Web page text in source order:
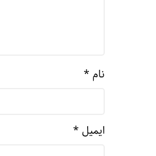
نام *
ایمیل *